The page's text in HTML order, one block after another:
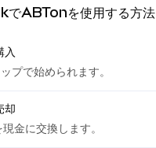
ABTonを使用する方法
入
プで始められます。
却
金に交換します。